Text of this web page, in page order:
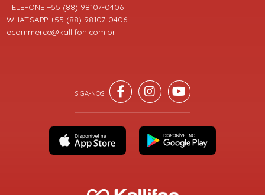
TELEFONE +55 (88) 98107-0406
WHATSAPP +55 (88) 98107-0406
ecommerce@kallifon.com.br